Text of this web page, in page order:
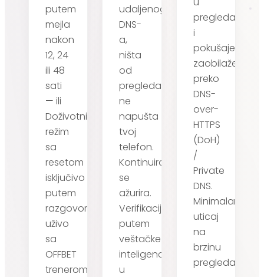
putem
mejla
nakon
12, 24
ili 48
sati
— ili
Doživotni
režim
sa
resetom
isključivo
putem
razgovora
uživo
sa
OFFBET
trenerom.
udaljenog
DNS-
a,
ništa
od
pregledanja
ne
napušta
tvoj
telefon.
Kontinuirano
se
ažurira.
Verifikacija
putem
veštačke
inteligencije
u
pregledaču
i
pokušaje
zaobilaženja
preko
DNS-
over-
HTTPS
(DoH)
/
Private
DNS.
Minimalan
uticaj
na
brzinu
pregledanja.